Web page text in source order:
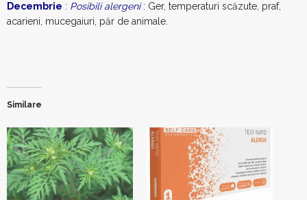
Decembrie : Posibili alergeni: Ger, temperaturi scăzute, praf,
acarieni, mucegaiuri, păr de animale.
Similare